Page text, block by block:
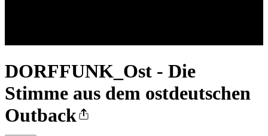
DORFFUNK_Ost - Die
Stimme aus dem ostdeutschen
Outback